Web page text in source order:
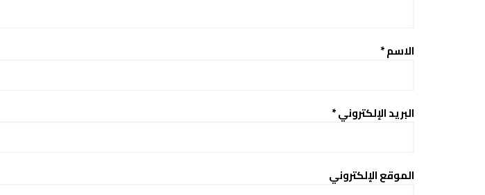
الاسم*
البريد الإلكتروني*
الموقع الإلكتروني